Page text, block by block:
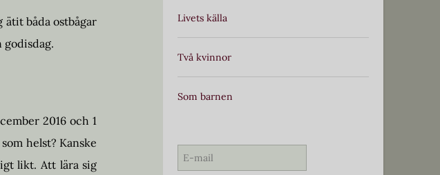
båda ostbågar
godisdag.
2016 och 1
helst? Kanske
likt. Att lära sig
Livets källa
Två kvinnor
Som barnen